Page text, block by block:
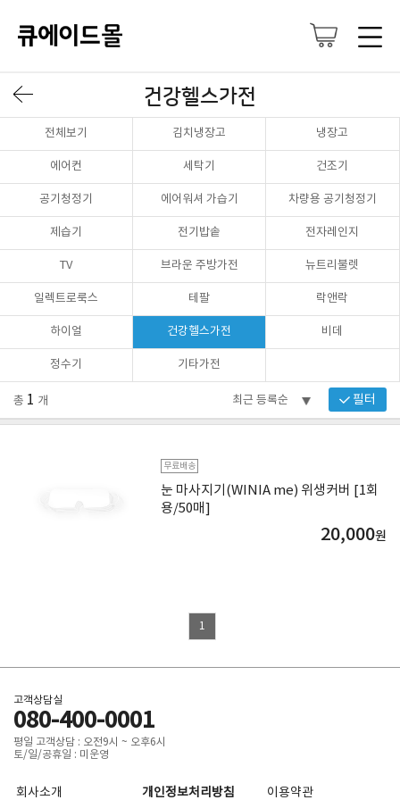
건강헬스가전
전체보기 김치냉장고 냉장고
에어컨 세탁기 건조기
공기청정기 에어워셔 가습기 차량용 공기청정기
제습기 전기밥솥 전자레인지
TV 브라운 주방가전 뉴트리불렛
일렉트로룩스 테팔 락앤락
하이얼 건강헬스가전 비데
정수기 기타가전
총 1 개 필터
무료배송
눈 마사지기(WINIA me) 위생커버 [1회
용/50매]
20,000원
1
고객상담실
080-400-0001
평일 고객상담 : 오전9시 ~ 오후6시
토/일/공휴일 : 미운영
회사소개 개인정보처리방침 이용약관